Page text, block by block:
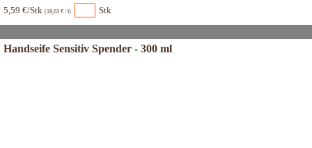
5,59 €/Stk (18,63 € / l) Stk
Handseife Sensitiv Spender - 300 ml